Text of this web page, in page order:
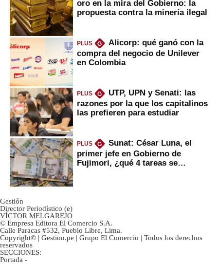
oro en la mira del Gobierno: la
propuesta contra la minería ilegal
PLUS G
Alicorp: qué ganó con la
compra del negocio de Unilever
en Colombia
PLUS G
UTP, UPN y Senati: las
razones por la que los capitalinos
las prefieren para estudiar
PLUS G
Sunat: César Luna, el
primer jefe en Gobierno de
Fujimori, ¿qué 4 tareas se
Gestión
Director Periodístico (e)
VÍCTOR MELGAREJO
© Empresa Editora El Comercio S.A.
Calle Paracas #532, Pueblo Libre, Lima.
Copyright© | Gestion.pe | Grupo El Comercio | Todos los derechos
reservados
SECCIONES:
Portada -